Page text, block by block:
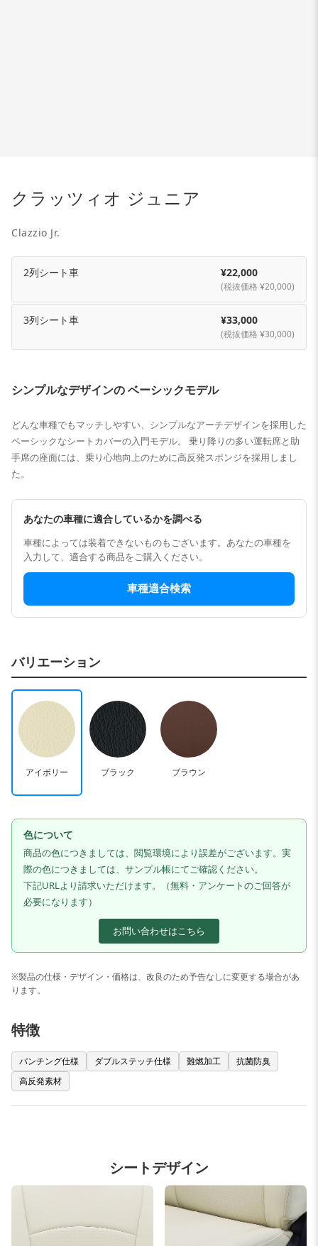
クラッツィオ ジュニア
Clazzio Jr.
2列シート車 ¥22,000
(税抜価格 ¥20,000)
3列シート車 ¥33,000
(税抜価格 ¥30,000)
シンプルなデザインの ベーシックモデル
どんな車種でもマッチしやすい、シンプルなアーチデザインを採用した
ベーシックなシートカバーの入門モデル。 乗り降りの多い運転席と助
手席の座面には、乗り心地向上のために高反発スポンジを採用しまし
た。
あなたの車種に適合しているかを調べる
車種によっては装着できないものもございます。あなたの車種を
入力して、適合する商品をご購入ください。
車種適合検索
バリエーション
アイボリー ブラック ブラウン
色について
商品の色につきましては、閲覧環境により誤差がございます。実
際の色につきましては、サンプル帳にてご確認ください。
下記URLより請求いただけます。（無料・アンケートのご回答が
必要になります）
お問い合わせはこちら
※製品の仕様・デザイン・価格は、改良のため予告なしに変更する場合があ
ります。
特徴
パンチング仕様 ダブルステッチ仕様 難燃加工
抗菌防臭
高反発素材
シートデザイン